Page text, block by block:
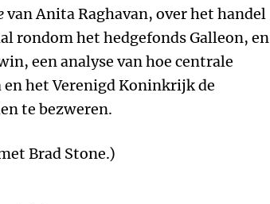
van Anita Raghavan, over het handel
rondom het hedgefonds Galleon, en
een analyse van hoe centrale
en het Verenigd Koninkrijk de
te bezweren.
Brad Stone.)